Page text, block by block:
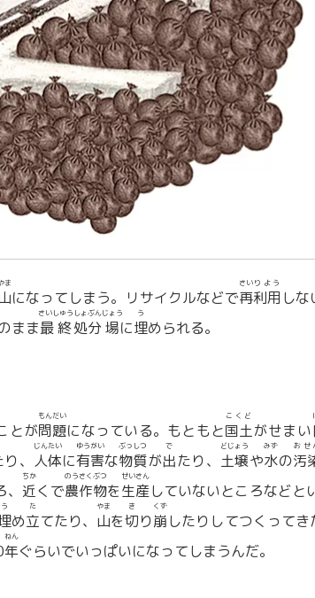
ま
になってしまう。リサイクルなどで再
さい
利用
りよう
しな
まま最終
さいしゅう
処分
しょぶん
場
じょう
に埋
う
められる。
とが問題
もんだい
になっている。もともと国土
こくど
がせまい
、 人体
じんたい
に有害
ゆうがい
な物質
ぶっしつ
が出
で
たり、 土壌
どじょう
や水
みず
の汚
おせ
近
ちか
くで農作物
のうさくぶつ
を生産
せいさん
していないところなどと
う
め立
た
てたり、 山
やま
を切
き
り崩
くず
したりしてつくって
年
ねん
ぐらいでいっぱいになってしまうんだ。